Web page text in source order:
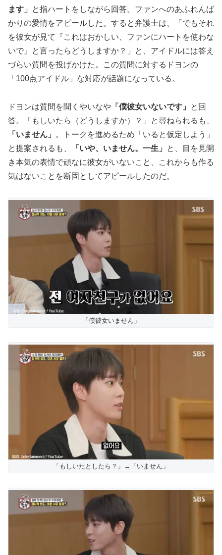
ます」
と指ハートをしながら回答。ファンへのあふれんば
かりの愛情をアピールした。すると弁護士は、「でもそれ
を彼女が見て『これはおかしい、ファンにハートを使わな
いで』と言ったらどうしますか？」と、アイドルには答え
づらい質問を投げかけた。この質問に対するドヨンの
「100点アイドル」な対応が話題になっている。
ドヨンは質問を聞くやいなや 「僕彼女いないです」
と回
答。「もしいたら（どうしますか）？」と尋ねられるも、
「いません」
。トークを進めるため「いると仮定しよう」
と提案されるも、
「いや、いません。一生」
と、目を見開
き本気の表情で頑なに彼女がいないこと、これからも作る
気はないことを断固としてアピールしたのだ。
「僕彼女いません」
「もしいたとしたら？」→「いません」